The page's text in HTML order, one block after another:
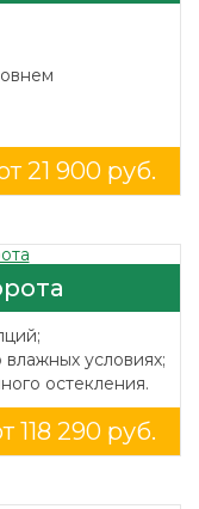
21 900 руб.
условиях;
остекления.
118 290 руб.